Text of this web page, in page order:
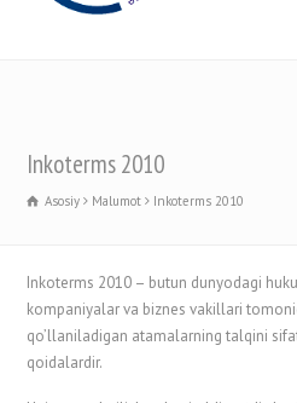
Inkoterms 2010
Asosiy Malumot Inkoterms 2010
Inkoterms 2010 – butun dunyodagi
kompaniyalar va biznes vakillari
qo’llaniladigan atamalarning talqini
qoidalardir.